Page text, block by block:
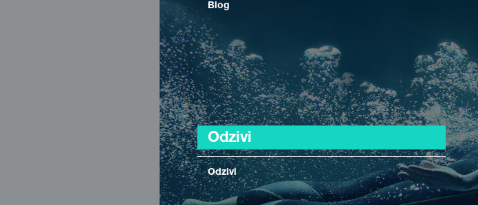
Blog
Odzivi
Odzivi